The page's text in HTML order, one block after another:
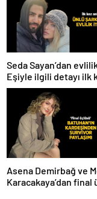
Seda Sayan’dan
Eşiyle ilgili detayı ilk
anlattı
Asena Demirbağ ve
Karacakaya’dan final